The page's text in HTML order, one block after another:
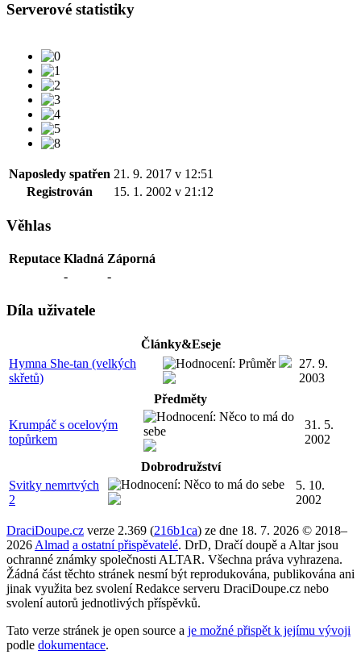
Serverové statistiky
Naposledy spatřen 21. 9. 2017 v 12:51
Registrován
15. 1. 2002 v 21:12
Věhlas
Reputace Kladná Záporná
-
-
Díla uživatele
Články&Eseje
Hymna She-tan (velkých
skřetů)
27. 9.
2003
Předměty
Krumpáč s ocelovým
topůrkem
31. 5.
2002
Dobrodružství
Svitky nemrtvých
2
5. 10.
2002
DraciDoupe.cz verze 2.369 (216b1ca) ze dne 18. 7. 2026 © 2018–
2026 Almad a ostatní přispěvatelé. DrD, Dračí doupě a Altar jsou
ochranné známky společnosti ALTAR. Všechna práva vyhrazena.
Žádná část těchto stránek nesmí být reprodukována, publikována ani
jinak využita bez svolení Redakce serveru DraciDoupe.cz nebo
svolení autorů jednotlivých příspěvků.
Tato verze stránek je open source a je možné přispět k jejímu vývoji
podle dokumentace.